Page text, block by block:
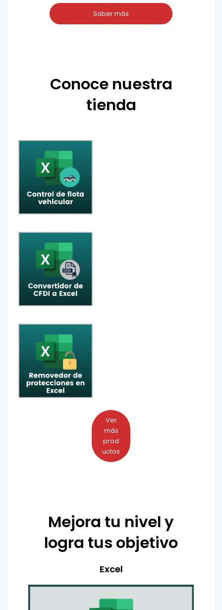
Saber más
Conoce nuestra
tienda
Ver
más
prod
uctos
Mejora tu nivel y
logra tus objetivo
Excel